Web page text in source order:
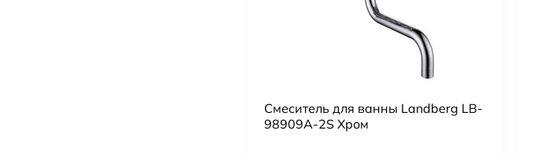
Смеситель для ванны Landberg LB-
98909A-2S Хром